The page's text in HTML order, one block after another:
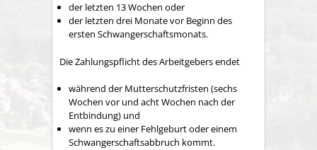
der letzten 13 Wochen oder
der letzten drei Monate vor Beginn des
ersten Schwangerschaftsmonats.
Die Zahlungspflicht des Arbeitgebers endet
während der Mutterschutzfristen (sechs
Wochen vor und acht Wochen nach der
Entbindung) und
wenn es zu einer Fehlgeburt oder einem
Schwangerschaftsabbruch kommt.